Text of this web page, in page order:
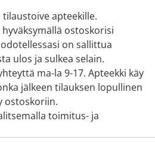
apteekille.
ostoskorisi
on sallittua
ulos ja sulkea selain.
ma-la 9-17. Apteekki käy
jälkeen tilauksen lopullinen
ostoskoriin.
toimitus- ja